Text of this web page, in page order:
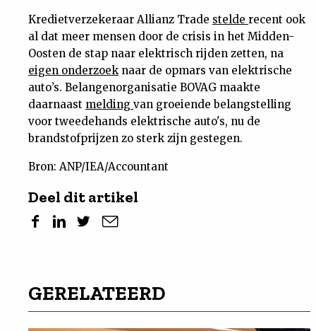
Kredietverzekeraar Allianz Trade stelde recent ook
al dat meer mensen door de crisis in het Midden-
Oosten de stap naar elektrisch rijden zetten, na
eigen onderzoek naar de opmars van elektrische
auto’s. Belangenorganisatie BOVAG maakte
daarnaast melding van groeiende belangstelling
voor tweedehands elektrische auto's, nu de
brandstofprijzen zo sterk zijn gestegen.
Bron: ANP/IEA/Accountant
Deel dit artikel
GERELATEERD